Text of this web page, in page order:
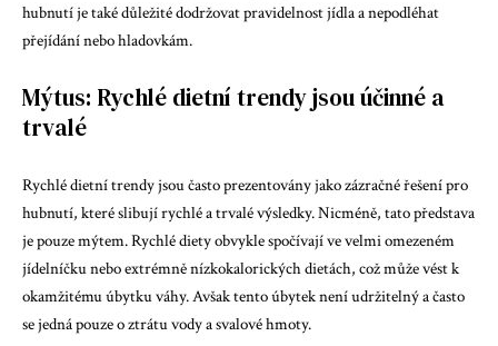
hubnutí je také důležité dodržovat pravidelnost jídla a nepodléhat
přejídání nebo hladovkám.
Mýtus: Rychlé dietní trendy jsou účinné a
trvalé
Rychlé dietní trendy jsou často prezentovány jako zázračné řešení pro
hubnutí, které slibují rychlé a trvalé výsledky. Nicméně, tato představa
je pouze mýtem. Rychlé diety obvykle spočívají ve velmi omezeném
jídelníčku nebo extrémně nízkokalorických dietách, což může vést k
okamžitému úbytku váhy. Avšak tento úbytek není udržitelný a často
se jedná pouze o ztrátu vody a svalové hmoty.